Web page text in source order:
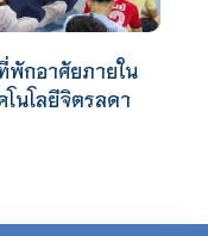
พักอาศัยภายใน
นโลยีจิตรลดา